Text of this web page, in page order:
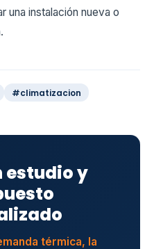
una instalación nueva o
#climatizacion
estudio y
térmica, la